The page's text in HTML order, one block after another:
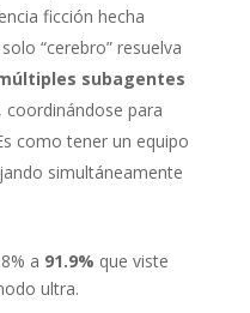
ficción hecha
“cerebro” resuelva
subagentes
, coordinándose para
como tener un equipo
simultáneamente
a 91.9% que viste
ultra.